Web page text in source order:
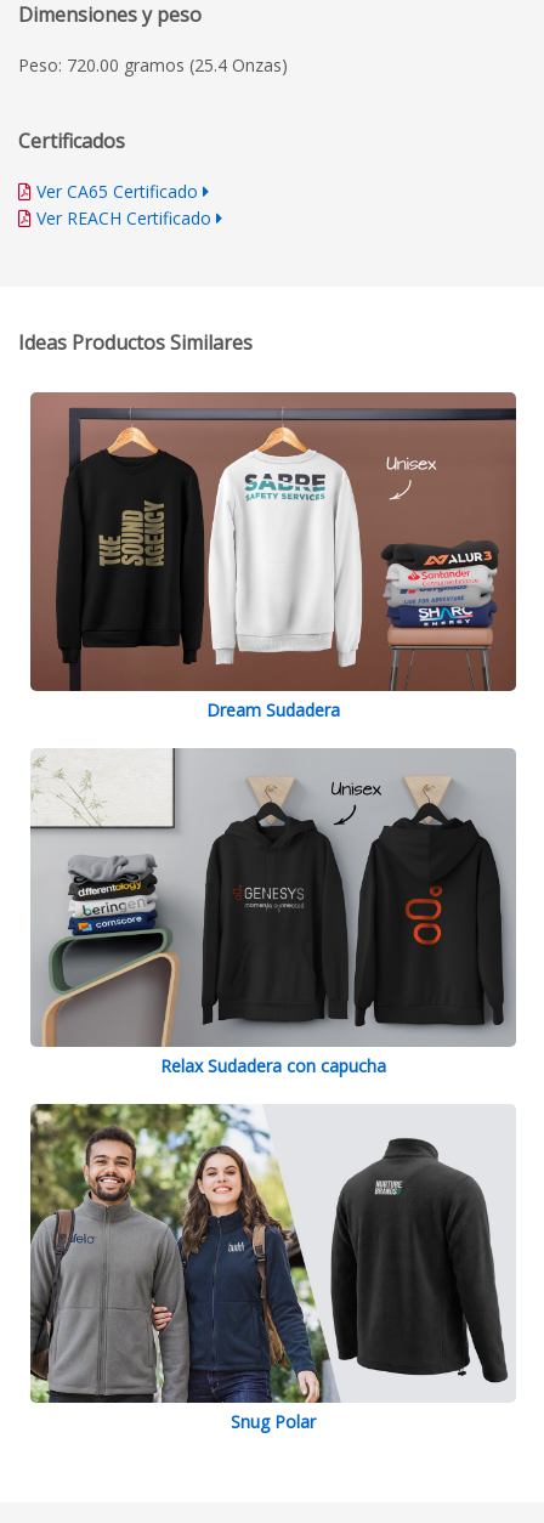
Dimensiones y peso
Peso: 720.00 gramos (25.4 Onzas)
Certificados
Ver CA65 Certificado
Ver REACH Certificado
Ideas Productos Similares
Dream Sudadera
Relax Sudadera con capucha
Snug Polar